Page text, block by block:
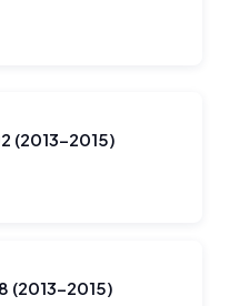
(2013-2015)
(2013-2015)